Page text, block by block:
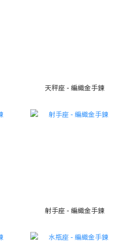
天秤座 - 編織金手鍊
射手座 - 編織金手鍊